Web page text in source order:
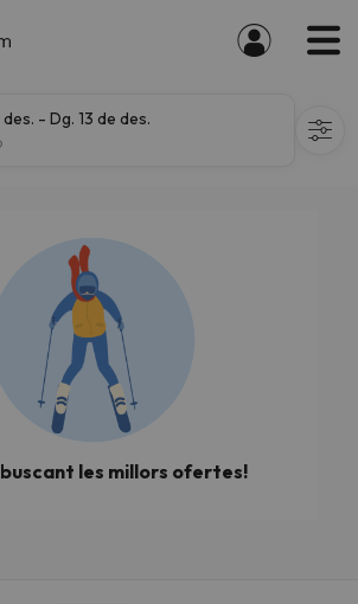
des. - Dg. 13 de des.
les millors ofertes!